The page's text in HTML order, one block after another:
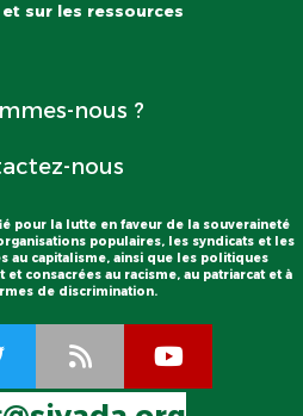
sur les ressources
nous ?
nous
pour la lutte en faveur de la souveraineté
populaires, les syndicats et les
au capitalisme, ainsi que les politiques
consacrées au racisme, au patriarcat et à
de discrimination.